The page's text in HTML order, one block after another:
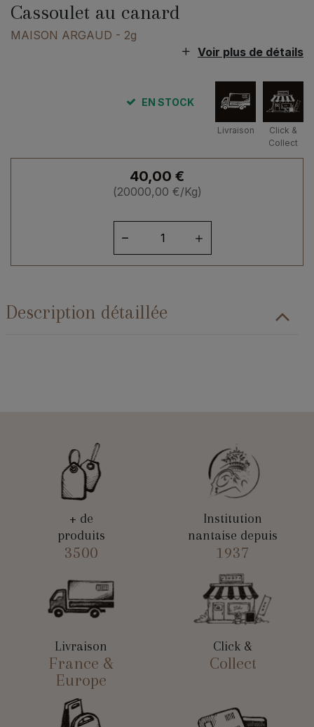
Cassoulet au canard
MAISON ARGAUD - 2g
Voir plus de détails
EN STOCK
Livraison
Click &
Collect
40,00 €
(20000,00 €/Kg)
Cassoulet
Description détaillée
+ de
produits
3500
Institution
nantaise depuis
1937
Livraison
France &
Europe
Click &
Collect